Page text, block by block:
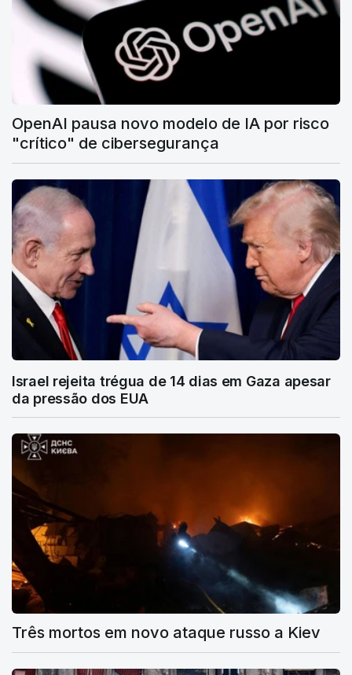
OpenAI pausa novo modelo de IA por risco
"crítico" de cibersegurança
Israel rejeita trégua de 14 dias em Gaza apesar
da pressão dos EUA
Três mortos em novo ataque russo a Kiev